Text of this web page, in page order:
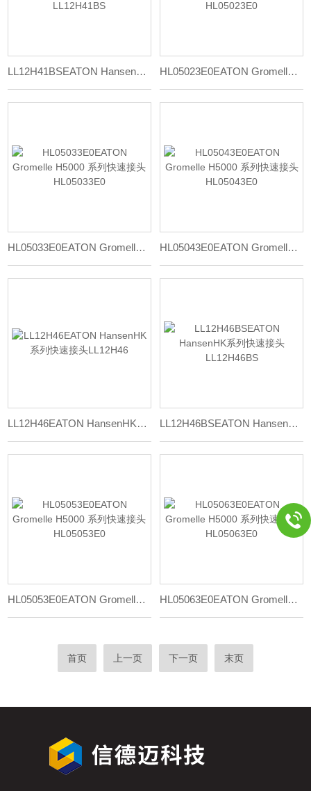
LL12H41BSEATON HansenHK系列快速接头LL12H41BS HL05023E0EATON Gromelle H5000 系列快速接头HL05023E0
HL05033E0EATON Gromelle H5000 系列快速接头HL05033E0 HL05043E0EATON Gromelle H5000 系列快速接头HL05043E0
LL12H46EATON HansenHK系列快速接头LL12H46 LL12H46BSEATON HansenHK系列快速接头LL12H46BS
HL05053E0EATON Gromelle H5000 系列快速接头HL05053E0 HL05063E0EATON Gromelle H5000 系列快速接头HL05063E0
首页 上一页 下一页 末页